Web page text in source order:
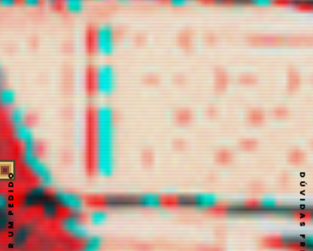
dilunari gguxietk
holopherne
s
iwearyourl
ove
kekahi lecwisp
lilacrafit loeynely luvies